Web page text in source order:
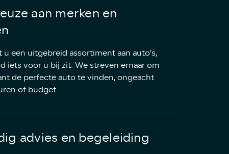
aan merken en
u een uitgebreid assortiment aan auto's,
iets voor u bij zit. We streven ernaar om
de perfecte auto te vinden, ongeacht
of budget.
advies en begeleiding